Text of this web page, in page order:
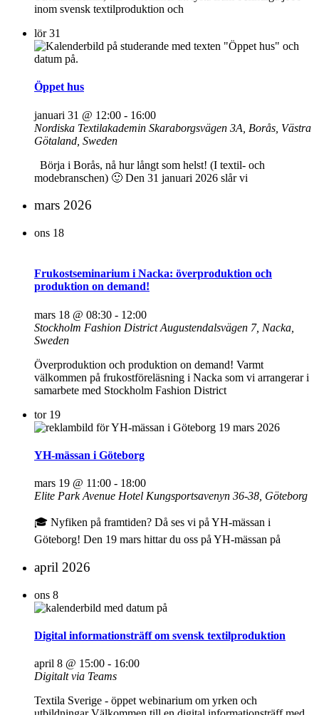
inom svensk textilproduktion och
lör31
Öppet hus
januari 31 @ 12:00 - 16:00
Nordiska Textilakademin Skaraborgsvägen 3A, Borås, Västra
Götaland, Sweden
Börja i Borås, nå hur långt som helst! (I textil- och
modebranschen) 🙂 Den 31 januari 2026 slår vi
mars 2026
ons 18
Frukostseminarium i Nacka: överproduktion och
produktion on demand!
mars 18 @ 08:30 - 12:00
Stockholm Fashion DistrictAugustendalsvägen 7, Nacka,
Sweden
Överproduktion och produktion on demand! Varmt
välkommen på frukostföreläsning i Nacka som vi arrangerar i
samarbete med Stockholm Fashion District
tor 19
YH-mässan i Göteborg
mars 19 @ 11:00 - 18:00
Elite Park Avenue Hotel Kungsportsavenyn 36-38, Göteborg
🎓 Nyfiken på framtiden? Då ses vi på YH-mässan i
Göteborg! Den 19 mars hittar du oss på YH-mässan på
april 2026
ons 8
Digital informationsträff om svensk textilproduktion
april 8 @ 15:00 - 16:00
Digitalt via Teams
Textila Sverige - öppet webinarium om yrken och